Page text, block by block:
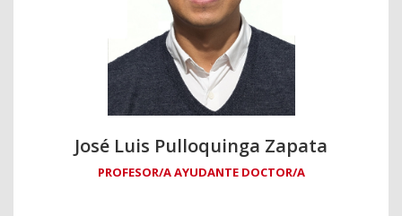
José Luis Pulloquinga Zapata
PROFESOR/A AYUDANTE DOCTOR/A